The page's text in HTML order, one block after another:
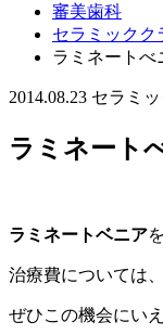
審美歯科
セラミックク
ラミネート
2014.08.23 セラミ
ラミネー
ラミネートベニア
治療費については
ぜひこの機会にい